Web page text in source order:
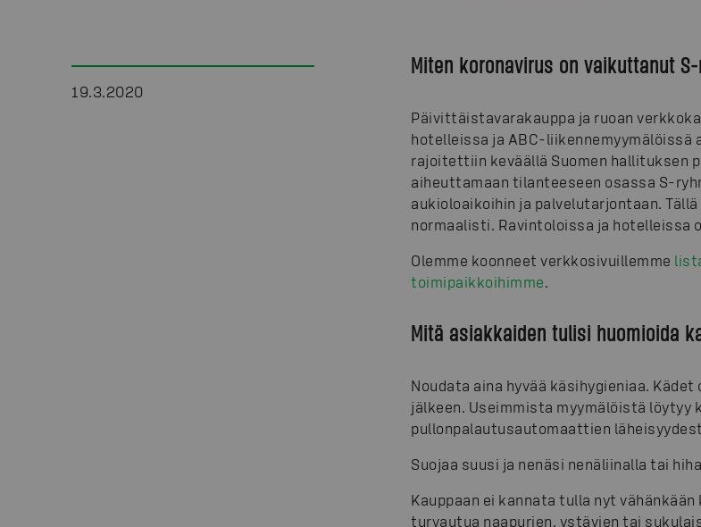
19.3.2020
Miten koronavirus on vaikuttanut
Päivittäistavarakauppa ja ruoan
hotelleissa ja ABC-liikennemyymälöissä
rajoitettiin keväällä Suomen hallituksen
aiheuttamaan tilanteeseen osassa S-
aukioloaikoihin ja palvelutarjontaan.
normaalisti. Ravintoloissa ja hotelleissa
Olemme koonneet verkkosivuillemme
toimipaikkoihimme.
Mitä asiakkaiden tulisi huomioida
Noudata aina hyvää käsihygieniaa.
jälkeen. Useimmista myymälöistä löytyy
pullonpalautusautomaattien
Suojaa suusi ja nenäsi nenäliinalla tai
Kauppaan ei kannata tulla nyt
turvautua naapurien, ystävien tai